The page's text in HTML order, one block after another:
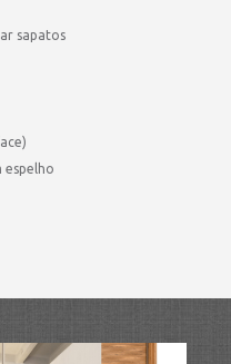
sapatos
espelho